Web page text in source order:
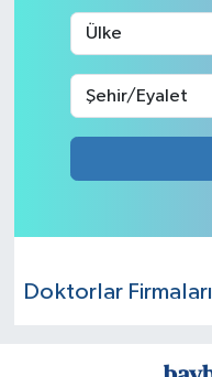
Doktorlar Firmaları